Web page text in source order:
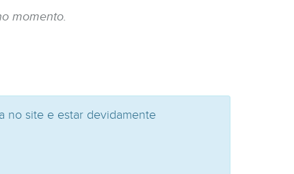
momento.
no site e estar devidamente